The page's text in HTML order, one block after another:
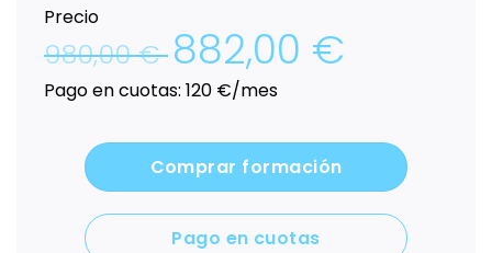
Precio
980,00€ El
precio
era:
980,00 €.
882,00 €
Pago en cuotas: 120 €/mes
Comprar formación
Pago en cuotas